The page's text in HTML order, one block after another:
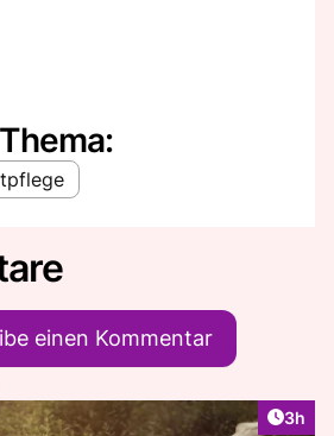
einen Kommentar
3h